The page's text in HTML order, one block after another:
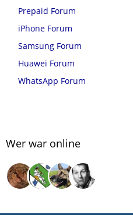
Prepaid Forum
iPhone Forum
Samsung Forum
Huawei Forum
WhatsApp Forum
Wer war online